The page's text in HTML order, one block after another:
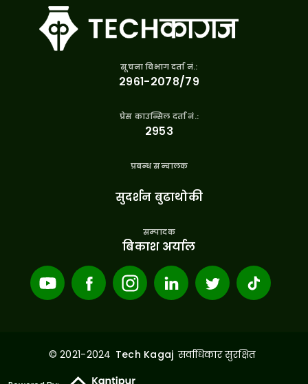
सूचना विभाग दर्ता नं.:
२९६१-२०७८/७९
प्रेस काउन्सिल दर्ता नं.:
२९५३
प्रबन्ध सन्चालक
सुदर्शन बुढाथोकी
सम्पादक
बिकाश अर्याल
© 2021-2024 Tech Kagaj सर्वाधिकार सुरक्षित